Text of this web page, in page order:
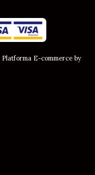
Platforma E-commerce by